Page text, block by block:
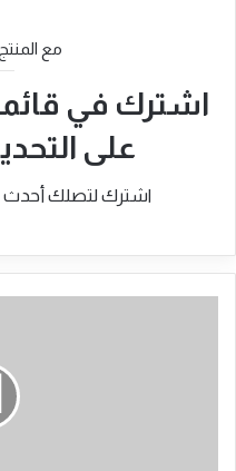
مع
اشترك في
على
اشترك لتصلك أحدث